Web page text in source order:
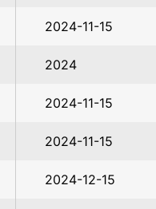
2024-11-15
2024
2024-11-15
2024-11-15
2024-12-15